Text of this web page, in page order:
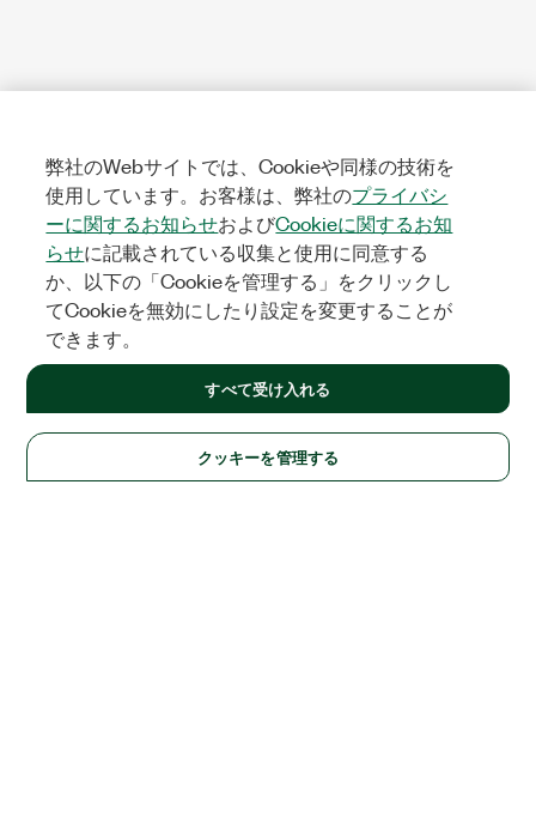
弊社のWebサイトでは、Cookieや同様の技術を
使用しています。お客様は、弊社のプライバシ
ーに関するお知らせおよびCookieに関するお知
らせに記載されている収集と使用に同意する
か、以下の「Cookieを管理する」をクリックし
てCookieを無効にしたり設定を変更することが
できます。
クッキーを管理する
すべて受け入れる